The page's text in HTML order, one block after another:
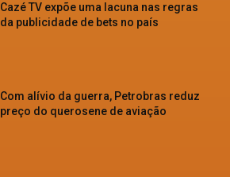
Cazé TV expõe uma lacuna nas regras
da publicidade de bets no país
Com alívio da guerra, Petrobras reduz
preço do querosene de aviação